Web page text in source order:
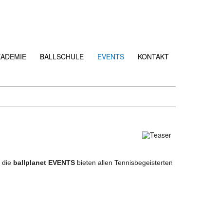
BALLSCHULE EVENTS KONTAKT
die ballplanet EVENTS bieten allen Tennisbegeisterten